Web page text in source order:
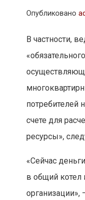
Опубликовано
В частности,
потребителей
счете для
ресурсы»,
«Сейчас
в общий котел